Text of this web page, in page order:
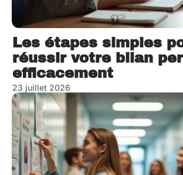
Les étapes simples
réussir votre bilan
efficacement
23 juillet 2026